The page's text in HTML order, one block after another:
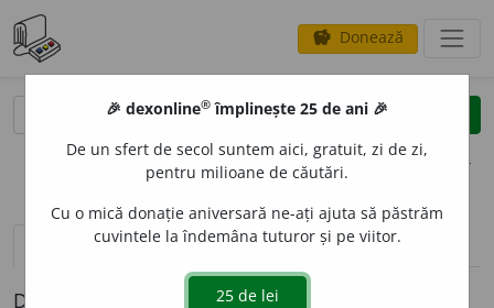
savings Donează
clear
opțiuni
definiții (1) pronunțievolume_up (50)
Definiția cu ID-ul 49274:
🎉 dexonline® împlinește 25 de ani 🎉
De un sfert de secol suntem aici, gratuit, zi de zi,
pentru milioane de căutări.
Cu o mică donație aniversară ne-ați ajuta să păstrăm
cuvintele la îndemâna tuturor și pe viitor.